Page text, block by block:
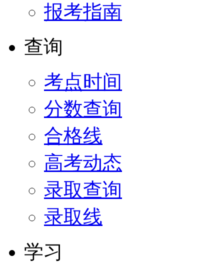
报考指南
查询
考点时间
分数查询
合格线
高考动态
录取查询
录取线
学习